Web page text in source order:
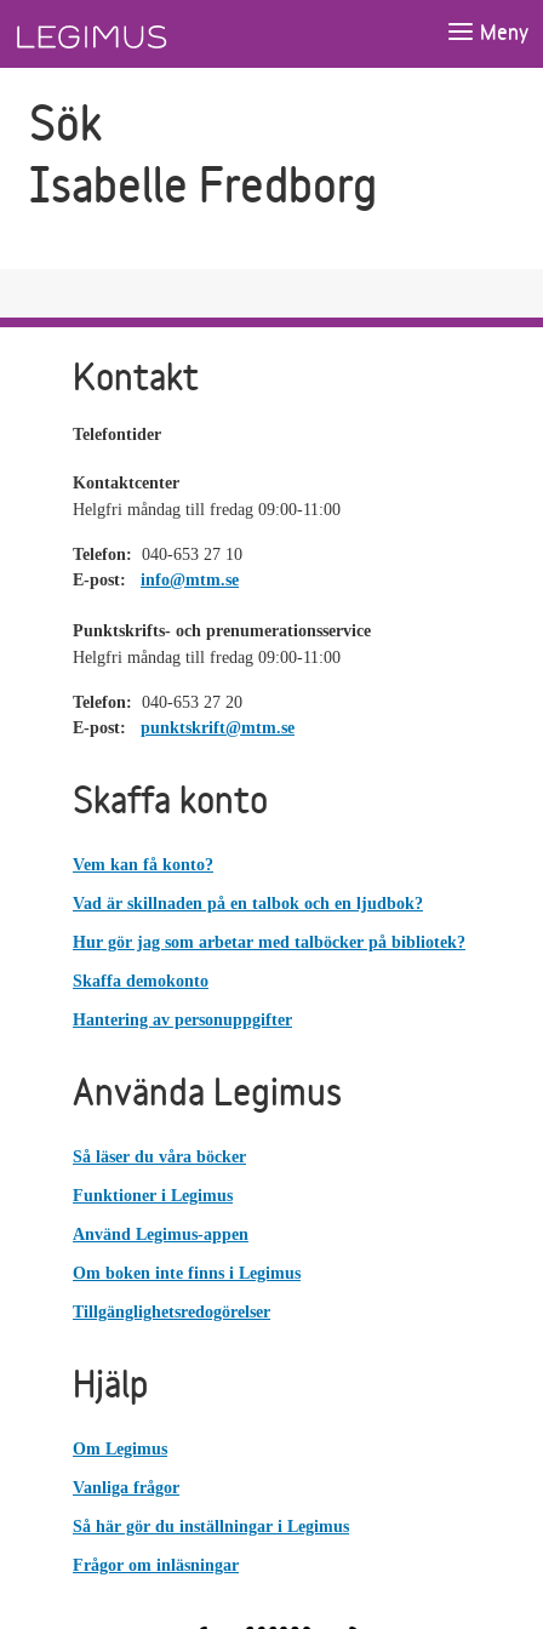
Meny
Sök
Isabelle Fredborg
Kontakt
Telefontider
Kontaktcenter
Helgfri måndag till fredag 09:00-11:00
Telefon: 040-653 27 10
E-post:
info@mtm.se
Punktskrifts- och prenumerationsservice
Helgfri måndag till fredag 09:00-11:00
Telefon: 040-653 27 20
E-post:
punktskrift@mtm.se
Skaffa konto
Vem kan få konto?
Vad är skillnaden på en talbok och en ljudbok?
Hur gör jag som arbetar med talböcker på bibliotek?
Skaffa demokonto
Hantering av personuppgifter
Använda Legimus
Så läser du våra böcker
Funktioner i Legimus
Använd Legimus-appen
Om boken inte finns i Legimus
Tillgänglighetsredogörelser
Hjälp
Om Legimus
Vanliga frågor
Så här gör du inställningar i Legimus
Frågor om inläsningar